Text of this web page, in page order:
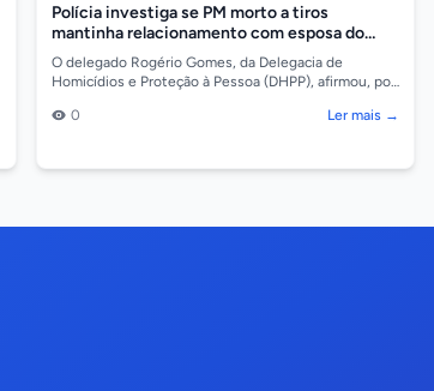
Polícia investiga se PM morto a tiros
mantinha relacionamento com esposa do
atirador
O delegado Rogério Gomes, da Delegacia de
Homicídios e Proteção à Pessoa (DHPP), afirmou, por
Milit...
0 Ler mais →